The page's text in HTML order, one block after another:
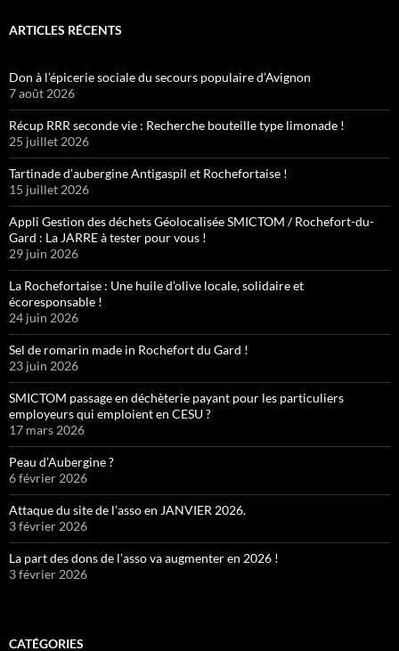
ARTICLES RÉCENTS
Don à l’épicerie sociale du secours populaire d’Avignon
7 août 2026
Récup RRR seconde vie : Recherche bouteille type limonade !
25 juillet 2026
Tartinade d’aubergine Antigaspil et Rochefortaise !
15 juillet 2026
Appli Gestion des déchets Géolocalisée SMICTOM / Rochefort-du-
Gard : La JARRE à tester pour vous !
29 juin 2026
La Rochefortaise : Une huile d’olive locale, solidaire et
écoresponsable !
24 juin 2026
Sel de romarin made in Rochefort du Gard !
23 juin 2026
SMICTOM passage en déchèterie payant pour les particuliers
employeurs qui emploient en CESU ?
17 mars 2026
Peau d’Aubergine ?
6 février 2026
Attaque du site de l’asso en JANVIER 2026.
3 février 2026
La part des dons de l’asso va augmenter en 2026 !
3 février 2026
CATÉGORIES